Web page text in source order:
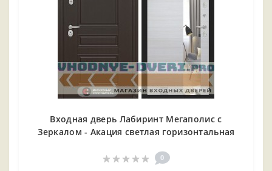
Входная дверь Лабиринт Мегаполис с
Зеркалом - Акация светлая горизонтальная
0